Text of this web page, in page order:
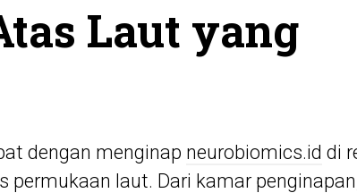
Laut yang
dengan menginap neurobiomics.id di
permukaan laut. Dari kamar